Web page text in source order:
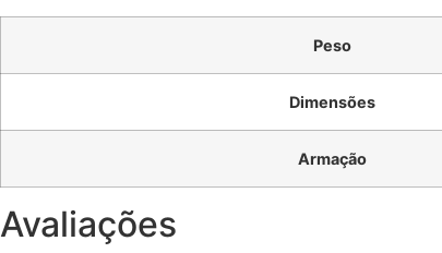
Peso
Dimensões
Armação
Avaliações